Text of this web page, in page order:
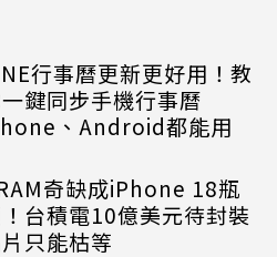
行事曆更新更好用！教
鍵同步手機行事曆
、Android都能用
奇缺成iPhone 18瓶
台積電10億美元待封裝
只能枯等